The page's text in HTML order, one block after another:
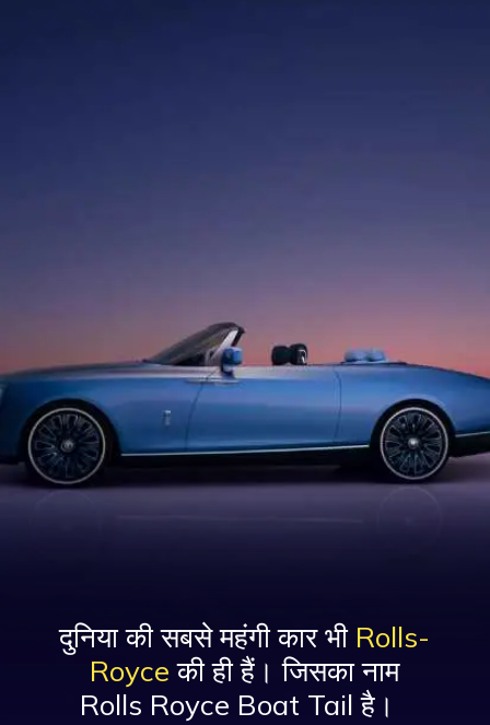
दुनिया की सबसे महंगी कार भी Rolls-
Royce की ही हैं। जिसका नाम
Rolls Royce Boat Tail है।